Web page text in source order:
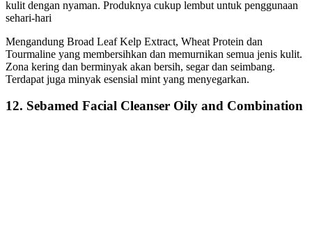
kulit dengan nyaman. Produknya cukup lembut untuk penggunaan
sehari-hari
Mengandung Broad Leaf Kelp Extract, Wheat Protein dan
Tourmaline yang membersihkan dan memurnikan semua jenis kulit.
Zona kering dan berminyak akan bersih, segar dan seimbang.
Terdapat juga minyak esensial mint yang menyegarkan.
12. Sebamed Facial Cleanser Oily and Combination